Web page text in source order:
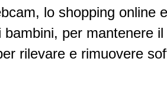
lo shopping online
bambini, per mantenere
rilevare e rimuovere